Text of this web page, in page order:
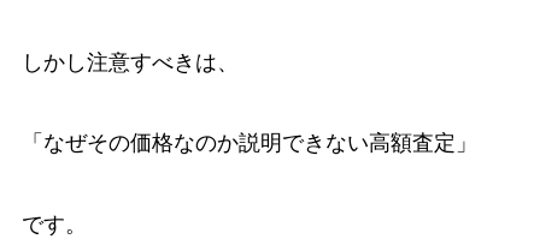
しかし注意すべきは、
「なぜその価格なのか説明できない高額査定」
です。